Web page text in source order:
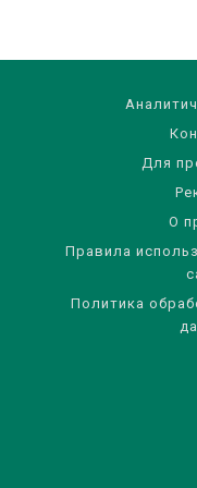
Для
О
Правила
Политика